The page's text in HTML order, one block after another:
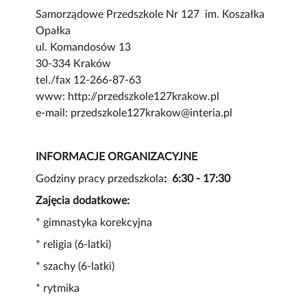
Samorządowe Przedszkole Nr 127 im. Koszałka
Opałka
ul. Komandosów 13
30-334 Kraków
tel./fax 12-266-87-63
www: http://przedszkole127krakow.pl
e-mail: przedszkole127krakow@interia.pl
INFORMACJE ORGANIZACYJNE
Godziny pracy przedszkola: 6:30 - 17:30
Zajęcia dodatkowe:
* gimnastyka korekcyjna
* religia (6-latki)
* szachy (6-latki)
* rytmika